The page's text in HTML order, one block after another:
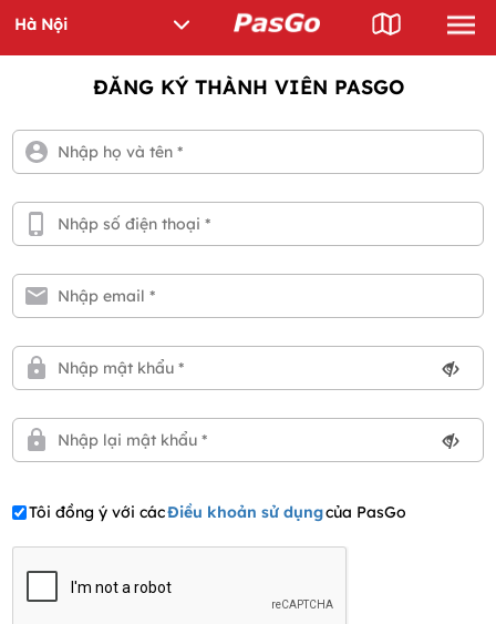
ĐĂNG KÝ THÀNH VIÊN PASGO
Tôi đồng ý với cácĐiều khoản sử dụngcủa PasGo